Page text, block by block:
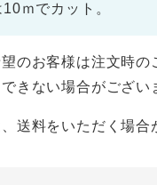
ｍでカット。
のお客様は注文時の
きない場合がござい
送料をいただく場合